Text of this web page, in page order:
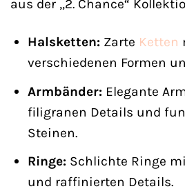
aus der „2. Chance“
Halsketten:Zarte Ketten
verschiedenen Formen
Armbänder:Elegante
filigranen Details und
Steinen.
Ringe:Schlichte Ringe
und raffinierten Details.